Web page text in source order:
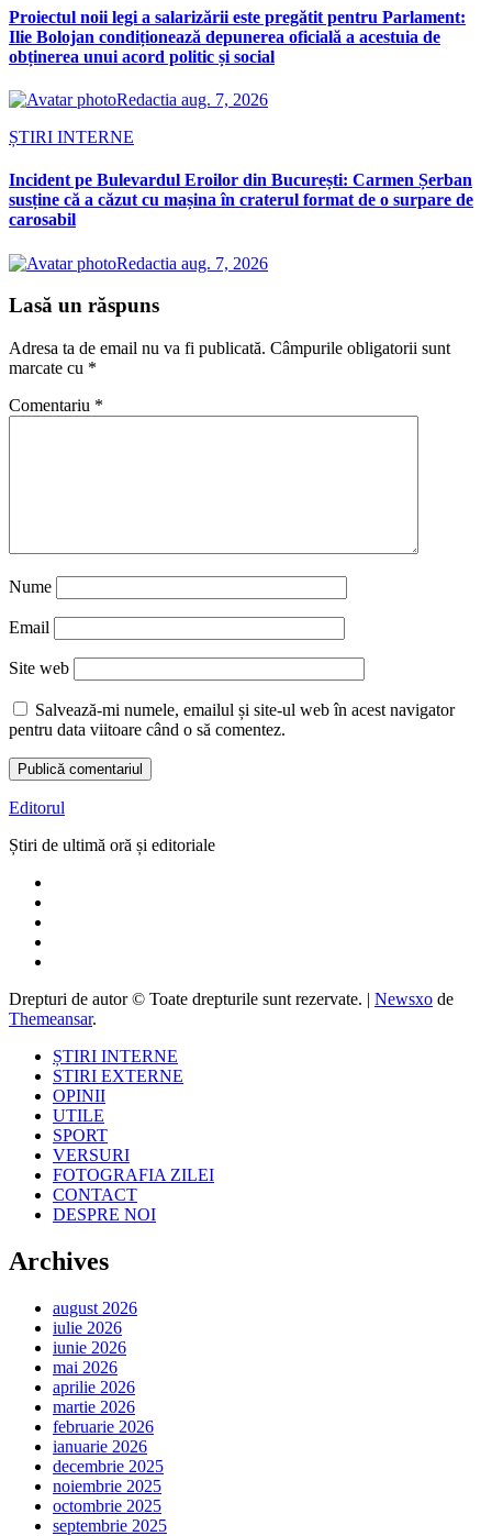
Proiectul noii legi a salarizării este pregătit pentru Parlament:
Ilie Bolojan condiționează depunerea oficială a acestuia de
obținerea unui acord politic și social
Redactia aug. 7, 2026
ȘTIRI INTERNE
Incident pe Bulevardul Eroilor din București: Carmen Șerban
susține că a căzut cu mașina în craterul format de o surpare de
carosabil
Redactia aug. 7, 2026
Lasă un răspuns
Adresa ta de email nu va fi publicată. Câmpurile obligatorii sunt
marcate cu *
Comentariu *
Nume
Email
Site web
Salvează-mi numele, emailul și site-ul web în acest navigator
pentru data viitoare când o să comentez.
Editorul
Știri de ultimă oră și editoriale
Drepturi de autor © Toate drepturile sunt rezervate. | Newsxo de
Themeansar.
ȘTIRI INTERNE
STIRI EXTERNE
OPINII
UTILE
SPORT
VERSURI
FOTOGRAFIA ZILEI
CONTACT
DESPRE NOI
Archives
august 2026
iulie 2026
iunie 2026
mai 2026
aprilie 2026
martie 2026
februarie 2026
ianuarie 2026
decembrie 2025
noiembrie 2025
octombrie 2025
septembrie 2025